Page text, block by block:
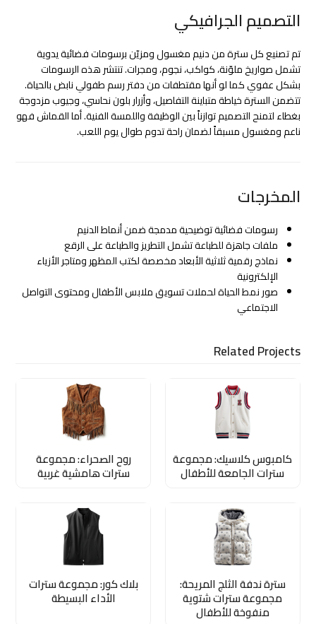
التصميم الجرافيكي
تم تصنيع كل سترة من دنيم مغسول ومزيّن برسومات فضائية يدوية
تشمل صواريخ ملوّنة، كواكب، نجوم، ومجرات. تنتشر هذه الرسومات
بشكل عفوي كما لو أنها مقتطفات من دفتر رسم طفولي نابض بالحياة.
تتضمن السترة خياطة متباينة التفاصيل، وأزرار بلون نحاسي، وجيوب مزدوجة
بغطاء لتمنح التصميم توازناً بين الوظيفة واللمسة الفنية. أما القماش فهو
ناعم ومغسول مسبقاً لضمان راحة تدوم طوال يوم اللعب.
المخرجات
رسومات فضائية توضيحية مدمجة ضمن أنماط الدنيم
ملفات جاهزة للطباعة تشمل التطريز والطباعة على الرقع
نماذج رقمية ثلاثية الأبعاد مخصصة لكتب المظهر ومتاجر الأزياء
الإلكترونية
صور نمط الحياة لحملات تسويق ملابس الأطفال ومحتوى التواصل
الاجتماعي
Related Projects
كامبوس كلاسيك: مجموعة
سترات الجامعة للأطفال
روح الصحراء: مجموعة
سترات هامشية غربية
سترة ندفة الثلج المريحة:
مجموعة سترات شتوية
منفوخة للأطفال
بلاك كور: مجموعة سترات
الأداء البسيطة